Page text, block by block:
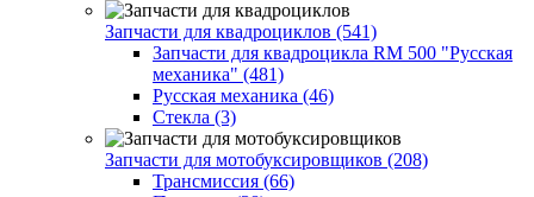
Запчасти для квадроциклов (541)
Запчасти для квадроцикла RM 500 "Русская
механика" (481)
Русская механика (46)
Стекла (3)
Запчасти для мотобуксировщиков (208)
Трансмиссия (66)